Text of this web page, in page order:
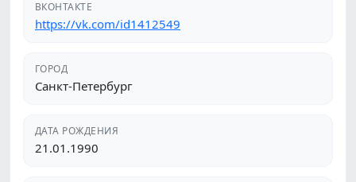
ВКОНТАКТЕ
https://vk.com/id1412549
ГОРОД
Санкт-Петербург
ДАТА РОЖДЕНИЯ
21.01.1990